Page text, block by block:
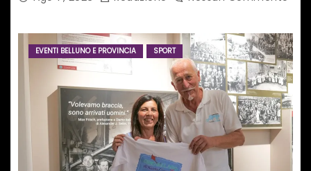
internazionale”
EVENTI BELLUNO E PROVINCIA SPORT